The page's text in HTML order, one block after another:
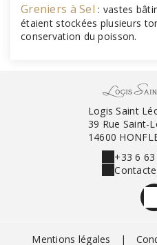
Greniers à Sel : vastes
étaient stockées plusieurs
conservation du poisson.
Logis Saint
39 Rue Saint-
14600
+33 6
Mentions légales |